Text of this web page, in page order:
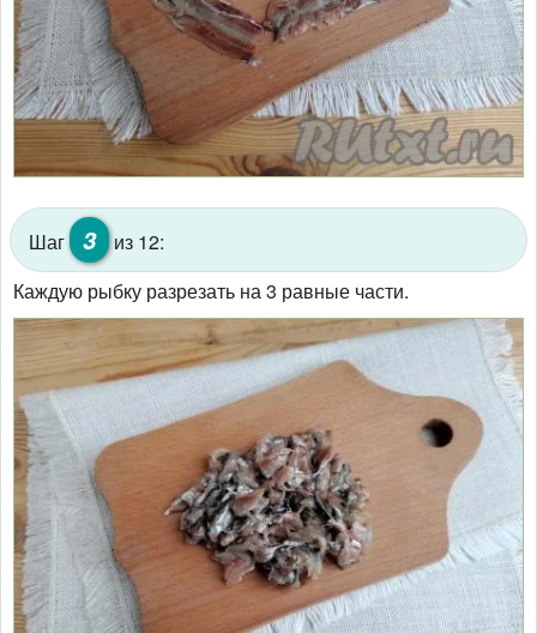
Шаг 3
из 12:
Каждую рыбку разрезать на 3 равные части.